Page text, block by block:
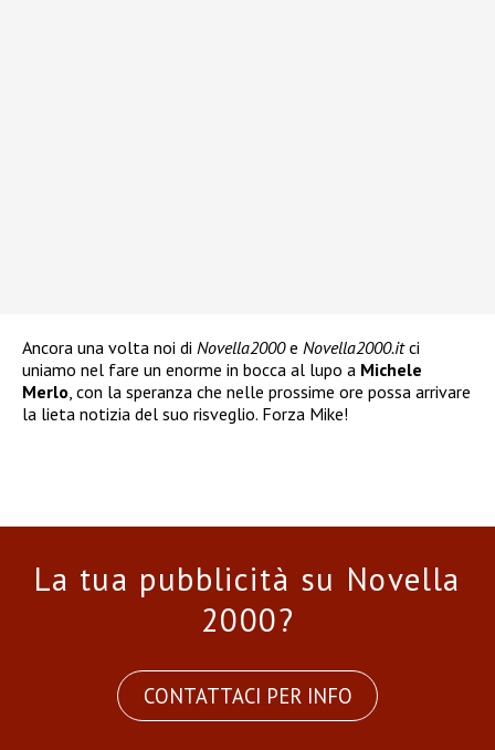
Ancora una volta noi di Novella2000e Novella2000.itci
uniamo nel fare un enorme in bocca al lupo a Michele
Merlo , con la speranza che nelle prossime ore possa arrivare
la lieta notizia del suo risveglio. Forza Mike!
La tua pubblicità su Novella
2000?
CONTATTACI PER INFO